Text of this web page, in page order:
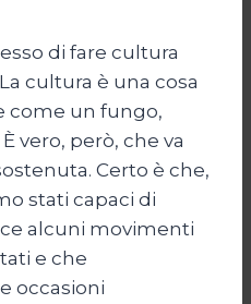
di fare cultura
cultura è una cosa
come un fungo,
vero, però, che va
Certo è che,
stati capaci di
alcuni movimenti
e che
occasioni